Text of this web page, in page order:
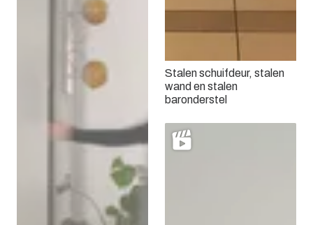
Stalen schuifdeur, stalen
wand en stalen
baronderstel